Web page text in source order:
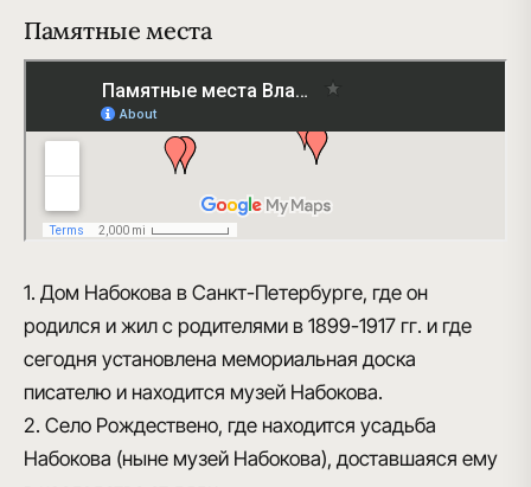
Памятные места
1. Дом Набокова в Санкт-Петербурге, где он
родился и жил с родителями в 1899-1917 гг. и где
сегодня установлена мемориальная доска
писателю и находится музей Набокова.
2. Село Рождествено, где находится усадьба
Набокова (ныне музей Набокова), доставшаяся ему